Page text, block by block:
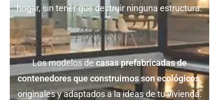
hogar, sin tener que destruir ninguna estructura.
Los modelos de casas prefabricadas de
contenedores que construimos son ecológicos,
originales y adaptados a la ideas de tu vivienda.